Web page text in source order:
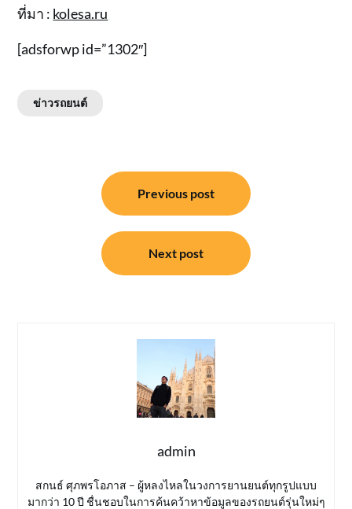
ที่มา : kolesa.ru
[adsforwp id=”1302″]
ข่าวรถยนต์
Previous post
Next post
admin
สกนธ์ ศุภพรโอภาส – ผู้หลงไหลในวงการยานยนต์ทุกรูปแบบ
มากว่า 10 ปี ชื่นชอบในการค้นคว้าหาข้อมูลของรถยนต์รุ่นใหม่ๆ